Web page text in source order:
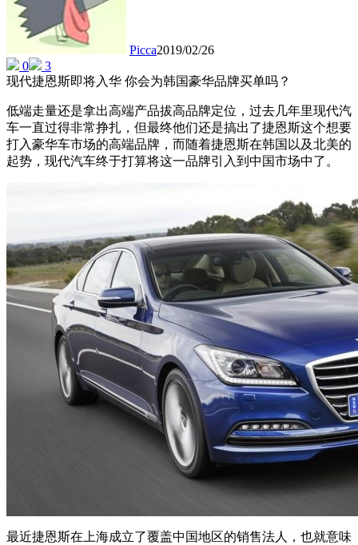
Picca2019/02/26
0
3
现代捷恩斯即将入华 你会为韩国豪华品牌买单吗？
低端走量还是拿出高端产品拔高品牌定位，过去几年里现代汽
车一直过得非常挣扎，但最终他们还是搞出了捷恩斯这个想要
打入豪华车市场的高端品牌，而随着捷恩斯在韩国以及北美的
起势，现代汽车终于打算将这一品牌引入到中国市场中了。
最近捷恩斯在上海成立了覆盖中国地区的销售法人，也就意味